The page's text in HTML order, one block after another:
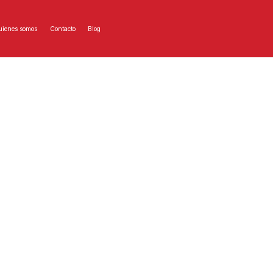
somos Contacto Blog
esos profesionales con arte y dedicación transforman nuestros hogares y espacios.